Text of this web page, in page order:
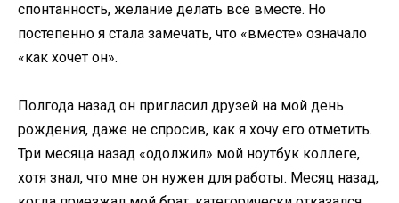
спонтанность, желание делать всё вместе. Но
постепенно я стала замечать, что «вместе» означало
«как хочет он».
Полгода назад он пригласил друзей на мой день
рождения, даже не спросив, как я хочу его отметить.
Три месяца назад «одолжил» мой ноутбук коллеге,
хотя знал, что мне он нужен для работы. Месяц назад,